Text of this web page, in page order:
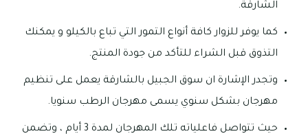
الشارقة.
كما يوفر للزوار كافة أنواع التمور التي تباع بالكيلو و يمكنك
التذوق قبل الشراء للتأكد من جودة المنتج.
وتجدر الإشارة ان سوق الجبيل بالشارقة يعمل على تنظيم
مهرجان بشكل سنوي يسمى مهرجان الرطب سنويا.
حيث تتواصل فاعلياته تلك المهرجان لمدة 3 أيام ، وتضمن